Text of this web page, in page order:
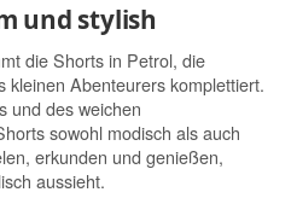
und stylish
die Shorts in Petrol, die
kleinen Abenteurers komplettiert.
und des weichen
sowohl modisch als auch
erkunden und genießen,
aussieht.